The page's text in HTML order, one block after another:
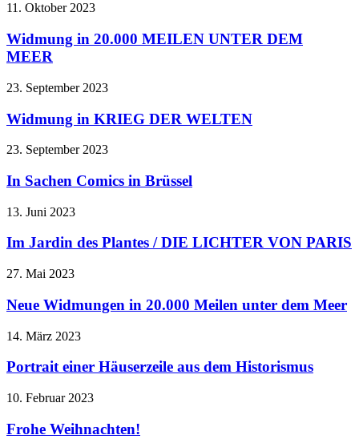
11. Oktober 2023
Widmung in 20.000 MEILEN UNTER DEM
MEER
23. September 2023
Widmung in KRIEG DER WELTEN
23. September 2023
In Sachen Comics in Brüssel
13. Juni 2023
Im Jardin des Plantes / DIE LICHTER VON PARIS
27. Mai 2023
Neue Widmungen in 20.000 Meilen unter dem Meer
14. März 2023
Portrait einer Häuserzeile aus dem Historismus
10. Februar 2023
Frohe Weihnachten!